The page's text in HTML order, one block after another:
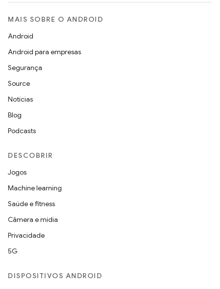
MAIS SOBRE O ANDROID
Android
Android para empresas
Segurança
Source
Notícias
Blog
Podcasts
DESCOBRIR
Jogos
Machine learning
Saúde e fitness
Câmera e mídia
Privacidade
5G
DISPOSITIVOS ANDROID